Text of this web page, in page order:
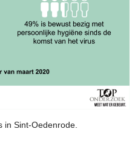
in Sint-Oedenrode.